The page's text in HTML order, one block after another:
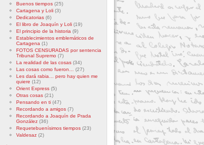
Buenos tiempos(25)
Cartagena y Loli(3)
Dedicatorias(6)
El libro de Joaquín y Loli(19)
El principio de la historia (9)
Establecimientos emblemáticos de
Cartagena (1)
FOTOS CENSURADAS por sentencia
Tribunal Supremo (7)
La realidad de las cosas(34)
Las cosas como fueron…
(27)
Les dará rabia… pero hay quien me
quiere (12)
Orient Express(5)
Otras cosas(21)
Pensando en ti(47)
Recordando a amigos(7)
Recordando a Joaquín de Prada
González(36)
Requetebuenísimos tiempos(23)
Valdesaz(2)